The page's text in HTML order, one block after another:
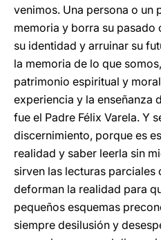
venimos. Una persona o un
memoria y borra su
su identidad y arruinar su
la memoria de lo que
patrimonio espiritual y
experiencia y la enseñanza
fue el Padre Félix Varela. Y
discernimiento, porque es
realidad y saber leerla sin
sirven las lecturas parciales
deforman la realidad para
pequeños esquemas
siempre desilusión y